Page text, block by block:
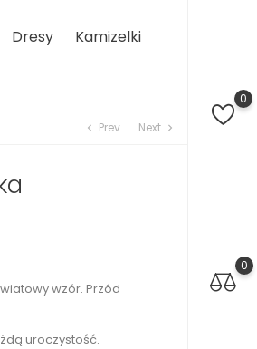
0
0
Dresy
Kamizelki
chevron_left Prev Next chevron_right
wzór. Przód
uroczystość.